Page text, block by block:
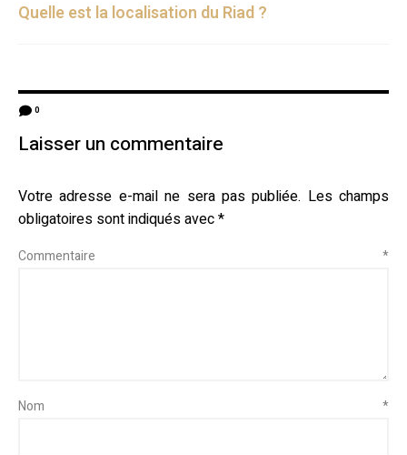
Quelle est la localisation du Riad ?
0
Laisser un commentaire
Votre adresse e-mail ne sera pas publiée. Les champs
obligatoires sont indiqués avec*
Commentaire *
Nom *